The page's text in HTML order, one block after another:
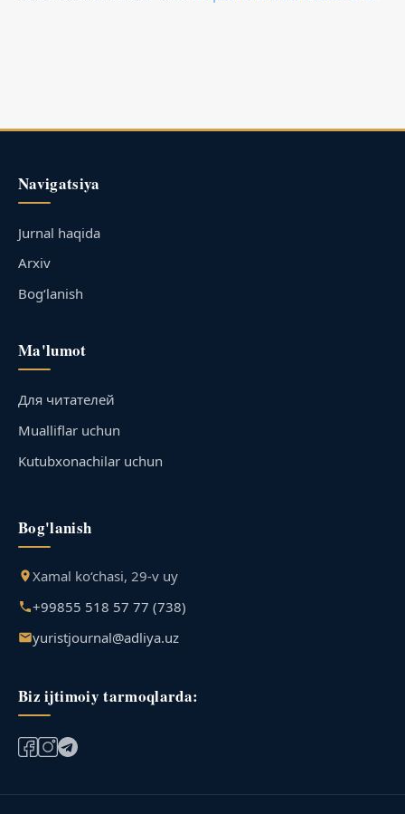
Navigatsiya
Jurnal haqida
Arxiv
Bog‘lanish
Ma'lumot
Для читателей
Mualliflar uchun
Kutubxonachilar uchun
Bog'lanish
Xamal ko‘chasi, 29-v uy
+99855 518 57 77 (738)
yuristjournal@adliya.uz
Biz ijtimoiy tarmoqlarda: